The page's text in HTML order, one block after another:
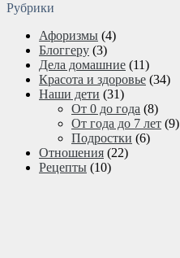
Рубрики
Афоризмы (4)
Блоггеру (3)
Дела домашние (11)
Красота и здоровье (34)
Наши дети (31)
От 0 до года (8)
От года до 7 лет (9)
Подростки (6)
Отношения (22)
Рецепты (10)